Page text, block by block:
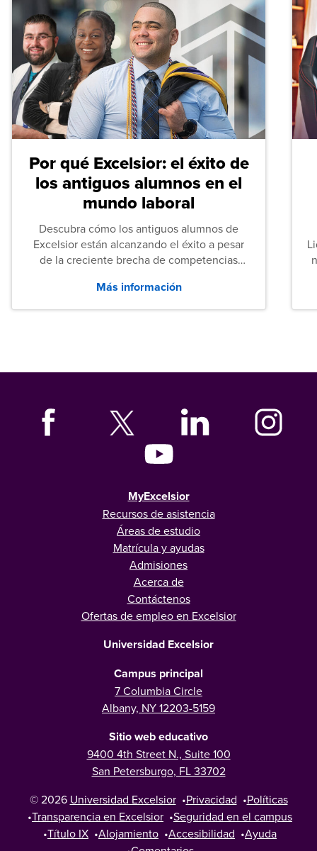
Por qué Excelsior: el éxito de
los antiguos alumnos en el
mundo laboral
Descubra cómo los antiguos alumnos de
Excelsior están alcanzando el éxito a pesar
de la creciente brecha de competencias
tanto las empresas como los recién
graduados en todo Estados Unidos.
Más información
MyExcelsior
Recursos de asistencia
Áreas de estudio
Matrícula y ayudas
Admisiones
Acerca de
Contáctenos
Ofertas de empleo en Excelsior
Universidad Excelsior
Campus principal
7 Columbia Circle
Albany, NY 12203-5159
Sitio web educativo
9400 4th Street N., Suite 100
San Petersburgo, FL 33702
© 2026 Universidad Excelsior •Privacidad •Políticas
•Transparencia en Excelsior •Seguridad en el campus
•Título IX •Alojamiento •Accesibilidad •Ayuda